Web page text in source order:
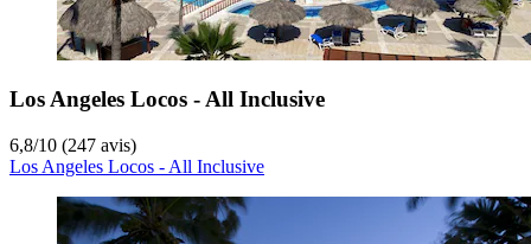
Los Angeles Locos - All Inclusive
6,8/10 (247 avis)
Los Angeles Locos - All Inclusive